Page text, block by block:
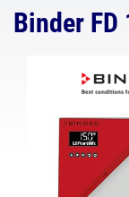
Binder FD